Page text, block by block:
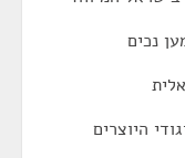
נכים
היוצרים